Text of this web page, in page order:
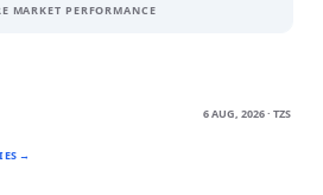
MARKET PERFORMANCE
→
6 AUG, 2026 · TZS